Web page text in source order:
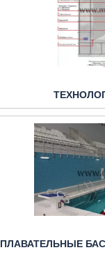
ПЛАВАТЕЛЬНЫЕ